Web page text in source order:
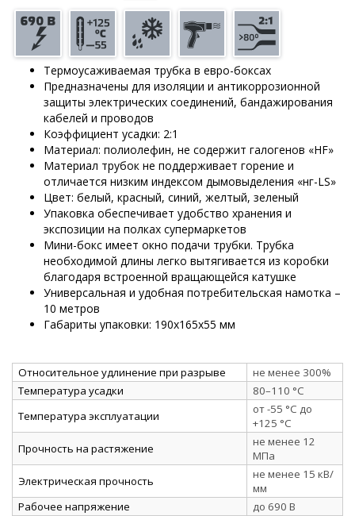
Термоусаживаемая трубка в евро-боксах
Предназначены для изоляции и антикоррозионной
защиты электрических соединений, бандажирования
кабелей и проводов
Коэффициент усадки: 2:1
Материал: полиолефин, не содержит галогенов «HF»
Материал трубок не поддерживает горение и
отличается низким индексом дымовыделения «нг-LS»
Цвет: белый, красный, синий, желтый, зеленый
Упаковка обеспечивает удобство хранения и
экспозиции на полках супермаркетов
Мини-бокс имеет окно подачи трубки. Трубка
необходимой длины легко вытягивается из коробки
благодаря встроенной вращающейся катушке
Универсальная и удобная потребительская намотка –
10 метров
Габариты упаковки: 190х165х55 мм
Относительное удлинение при разрыве
не менее 300%
Температура усадки
80–110 °C
Температура эксплуатации
от -55 °C до
+125 °C
Прочность на растяжение
не менее 12
МПа
Электрическая прочность
не менее 15 кВ/
мм
Рабочее напряжение
до 690 В